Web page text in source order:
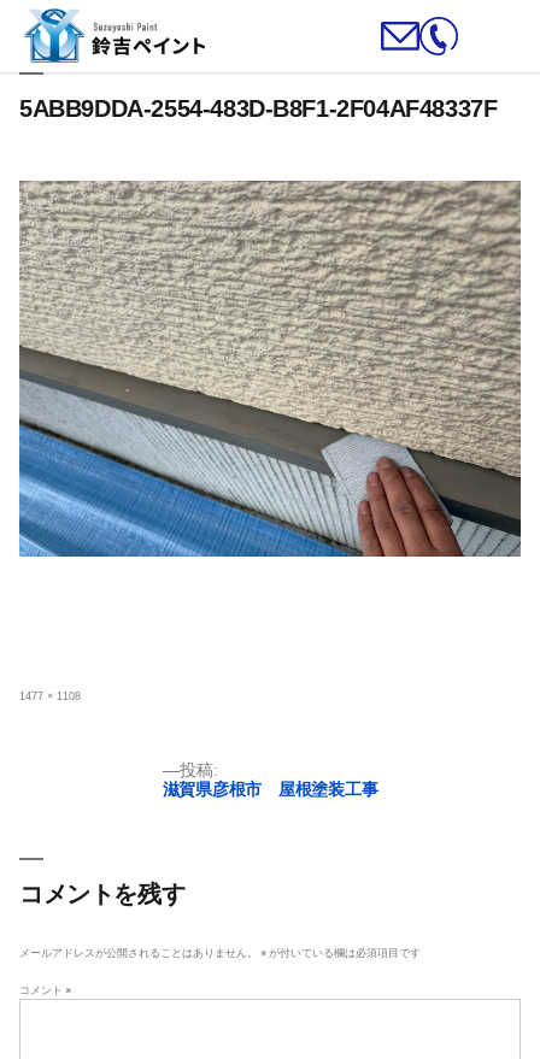
5ABB9DDA-2554-483D-B8F1-2F04AF48337F
フ
1477 × 1108
ビ
シ
ン
投稿:
滋賀県彦根市 屋根塗装工事
コメントを残す
メールアドレスが公開されることはありません。 ※ が付いている欄は必須項目です
コメント ※